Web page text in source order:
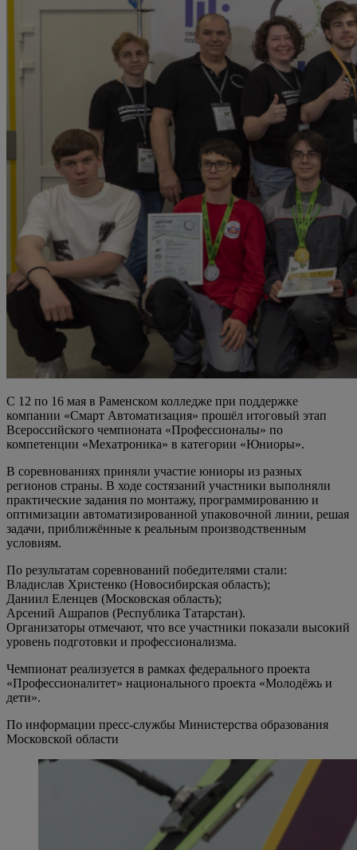
С 12 по 16 мая в Раменском колледже при поддержке
компании «Смарт Автоматизация» прошёл итоговый этап
Всероссийского чемпионата «Профессионалы» по
компетенции «Мехатроника» в категории «Юниоры».
В соревнованиях приняли участие юниоры из разных
регионов страны. В ходе состязаний участники выполняли
практические задания по монтажу, программированию и
оптимизации автоматизированной упаковочной линии, решая
задачи, приближённые к реальным производственным
условиям.
По результатам соревнований победителями стали:
Владислав Христенко (Новосибирская область);
Даниил Еленцев (Московская область);
Арсений Ашрапов (Республика Татарстан).
Организаторы отмечают, что все участники показали высокий
уровень подготовки и профессионализма.
Чемпионат реализуется в рамках федерального проекта
«Профессионалитет» национального проекта «Молодёжь и
дети».
По информации пресс-службы Министерства образования
Московской области